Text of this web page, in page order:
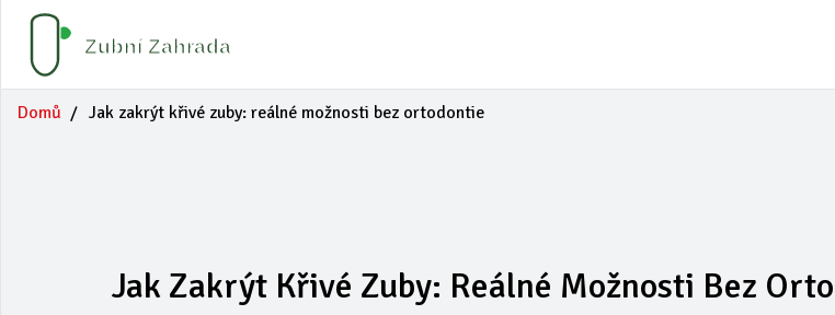
Domů Jak zakrýt křivé zuby: reálné možnosti bez ortodontie
Jak Zakrýt Křivé Zuby: Reálné Možnosti Bez